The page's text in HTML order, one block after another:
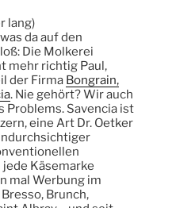
lang)
da auf den
Die Molkerei
mehr richtig Paul,
der Firma Bongrain,
. Nie gehört? Wir auch
Problems. Savencia ist
eine Art Dr. Oetker
Käsemarke
mal Werbung im
Brunch,